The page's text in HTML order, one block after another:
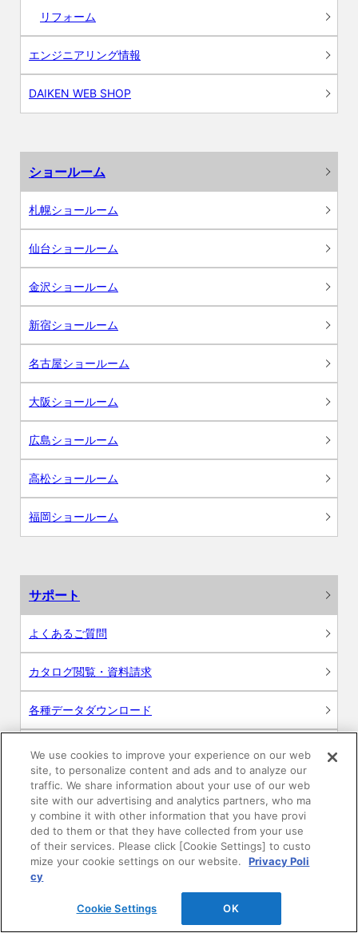
リフォーム
エンジニアリング情報
DAIKEN WEB SHOP
ショールーム
札幌ショールーム
仙台ショールーム
金沢ショールーム
新宿ショールーム
名古屋ショールーム
大阪ショールーム
広島ショールーム
高松ショールーム
福岡ショールーム
サポート
よくあるご質問
カタログ閲覧・資料請求
各種データダウンロード
WEB見積・各種シミュレーション
交換用部品の購入
修理・点検
お問い合わせ
We use cookies to improve your experience on our web
site, to personalize content and ads and to analyze our
traffic. We share information about your use of our web
site with our advertising and analytics partners, who ma
y combine it with other information that you have provi
ded to them or that they have collected from your use
of their services. Please click [Cookie Settings] to custo
mize your cookie settings on our website.
Privacy Poli
cy
Cookie Settings OK